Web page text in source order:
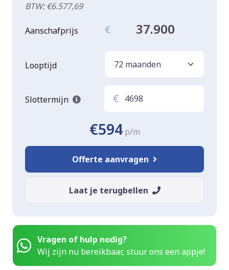
BTW: €6.577,69
Aanschafprijs € 37.900
Looptijd
Slottermijn €
€594 p/m
Offerte aanvragen
Laat je terugbellen
Vragen of hulp nodig?
Wij zijn nu bereikbaar, stuur ons een appje!